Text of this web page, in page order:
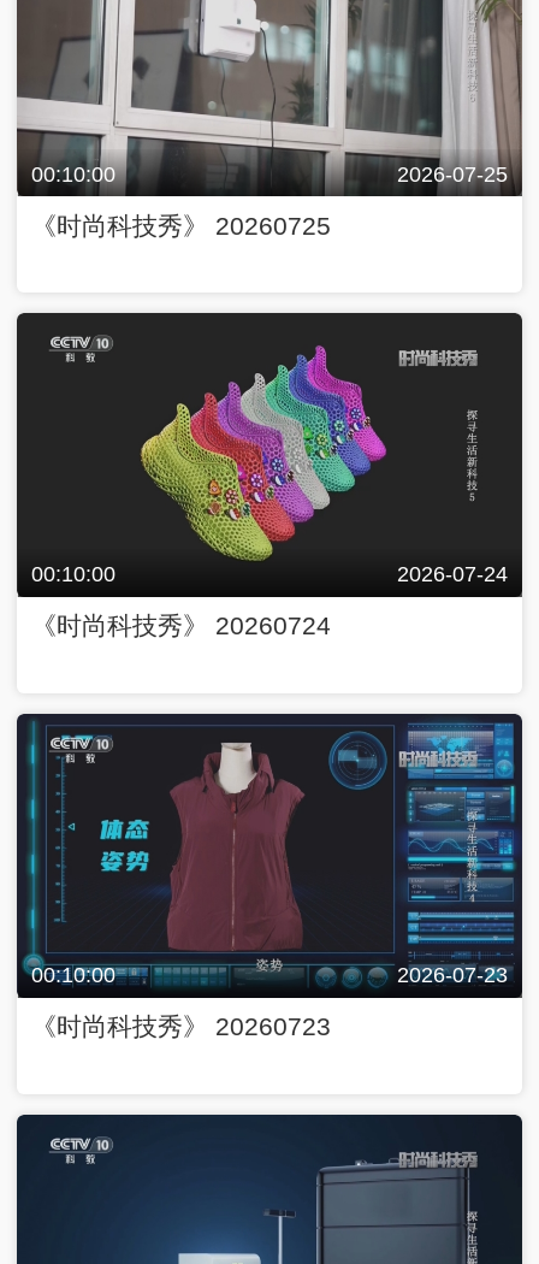
00:10:00 2026-07-25
《时尚科技秀》 20260725
00:10:00 2026-07-24
《时尚科技秀》 20260724
00:10:00 2026-07-23
《时尚科技秀》 20260723